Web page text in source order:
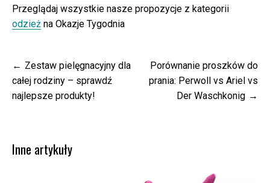
Przeglądaj wszystkie nasze propozycje z kategorii
odzież na Okazje Tygodnia
Nawigacja
wpisu
Zestaw pielęgnacyjny dla
całej rodziny – sprawdź
najlepsze produkty!
Porównanie proszków do
prania: Perwoll vs Ariel vs
Der Waschkonig
Inne artykuły